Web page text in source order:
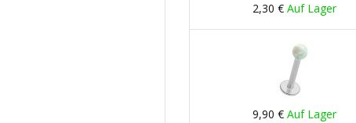
2,30 €Auf Lager
9,90 €Auf Lager